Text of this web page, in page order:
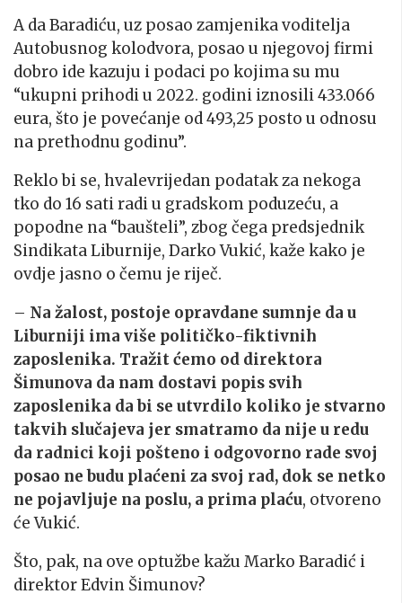
A da Baradiću, uz posao zamjenika voditelja
Autobusnog kolodvora, posao u njegovoj firmi
dobro ide kazuju i podaci po kojima su mu
“ukupni prihodi u 2022. godini iznosili 433.066
eura, što je povećanje od 493,25 posto u odnosu
na prethodnu godinu”.
Reklo bi se, hvalevrijedan podatak za nekoga
tko do 16 sati radi u gradskom poduzeću, a
popodne na “baušteli”, zbog čega predsjednik
Sindikata Liburnije, Darko Vukić, kaže kako je
ovdje jasno o čemu je riječ.
– Na žalost, postoje opravdane sumnje da u
Liburniji ima više političko-fiktivnih
zaposlenika. Tražit ćemo od direktora
Šimunova da nam dostavi popis svih
zaposlenika da bi se utvrdilo koliko je stvarno
takvih slučajeva jer smatramo da nije u redu
da radnici koji pošteno i odgovorno rade svoj
posao ne budu plaćeni za svoj rad, dok se netko
ne pojavljuje na poslu, a prima plaću, otvoreno
će Vukić.
Što, pak, na ove optužbe kažu Marko Baradić i
direktor Edvin Šimunov?